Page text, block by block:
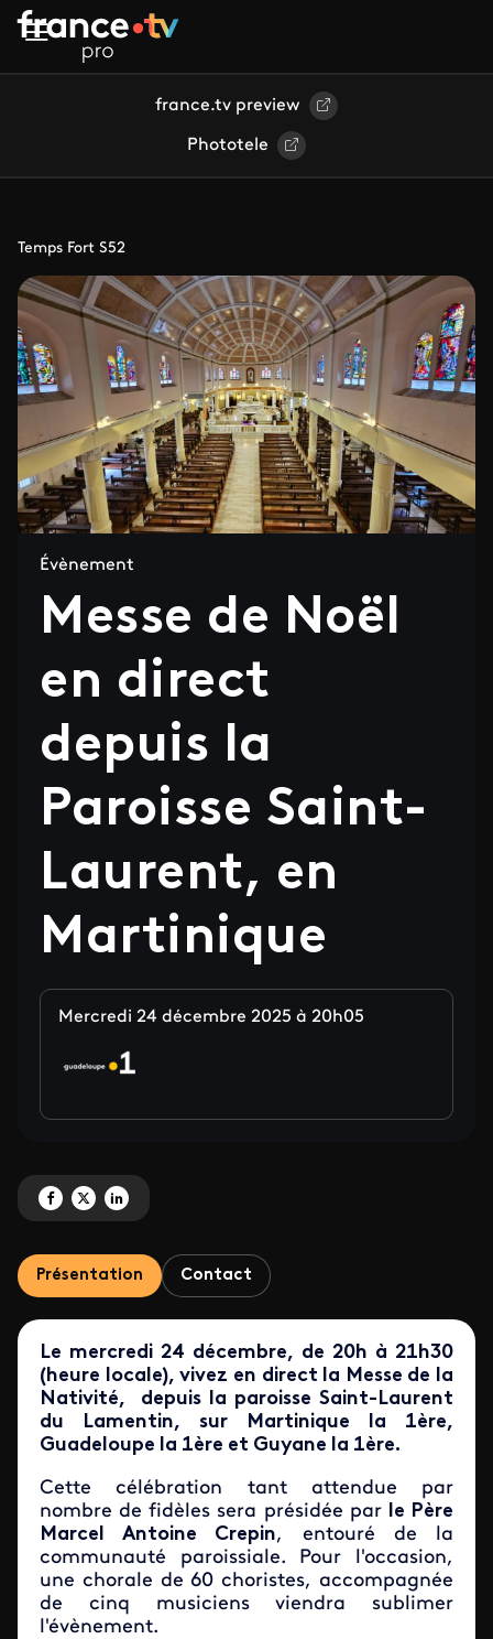
Aller au contenu principal
france.tv preview
Phototele
Temps Fort S52
Évènement
Messe de Noël
en direct
depuis la
Paroisse Saint-
Laurent, en
Martinique
Mercredi 24 décembre 2025 à 20h05
Partagez 'Messe de Noël en direct depuis la Paroisse Saint-Laurent, en
Partagez 'Messe de Noël en direct depuis la Paroisse Saint-Laurent,
Partagez 'Messe de Noël en direct depuis la Paroisse Saint-
Présentation Contact
Le mercredi 24 décembre, de 20h à 21h30
(heure locale), vivez en direct la Messe de la
Nativité, depuis la paroisse Saint-Laurent
du Lamentin, sur Martinique la 1ère,
Guadeloupe la 1ère et Guyane la 1ère.
Cette célébration tant attendue par
nombre de fidèles sera présidée par le Père
Marcel Antoine Crepin, entouré de la
communauté paroissiale. Pour l'occasion,
une chorale de 60 choristes, accompagnée
de cinq musiciens viendra sublimer
l'évènement.